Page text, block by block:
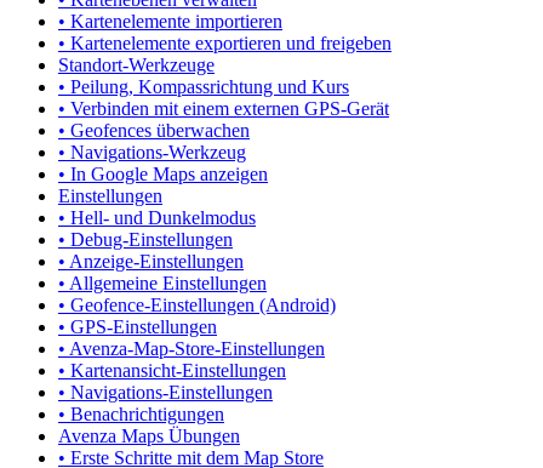
• Kartenelemente importieren
• Kartenelemente exportieren und freigeben
Standort-Werkzeuge
• Peilung, Kompassrichtung und Kurs
• Verbinden mit einem externen GPS-Gerät
• Geofences überwachen
• Navigations-Werkzeug
• In Google Maps anzeigen
Einstellungen
• Hell- und Dunkelmodus
• Debug-Einstellungen
• Anzeige-Einstellungen
• Allgemeine Einstellungen
• Geofence-Einstellungen (Android)
• GPS-Einstellungen
• Avenza-Map-Store-Einstellungen
• Kartenansicht-Einstellungen
• Navigations-Einstellungen
• Benachrichtigungen
Avenza Maps Übungen
• Erste Schritte mit dem Map Store